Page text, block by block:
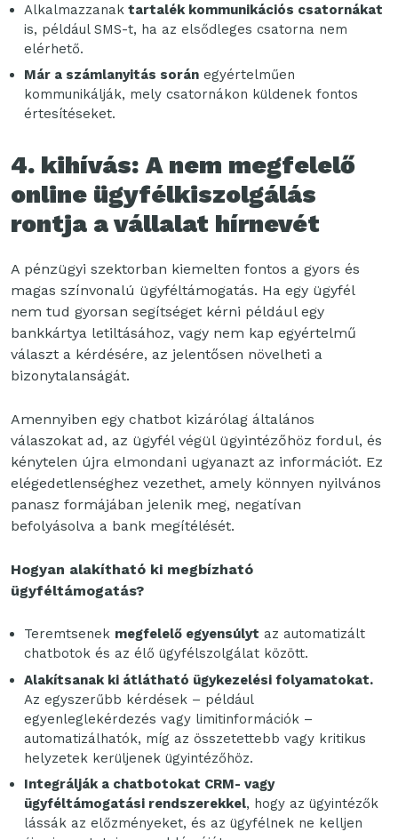
Alkalmazzanak tartalék kommunikációs csatornákat
is, például SMS-t, ha az elsődleges csatorna nem
elérhető.
Már a számlanyitás során egyértelműen
kommunikálják, mely csatornákon küldenek fontos
értesítéseket.
4. kihívás: A nem megfelelő
online ügyfélkiszolgálás
rontja a vállalat hírnevét
A pénzügyi szektorban kiemelten fontos a gyors és
magas színvonalú ügyféltámogatás. Ha egy ügyfél
nem tud gyorsan segítséget kérni például egy
bankkártya letiltásához, vagy nem kap egyértelmű
választ a kérdésére, az jelentősen növelheti a
bizonytalanságát.
Amennyiben egy chatbot kizárólag általános
válaszokat ad, az ügyfél végül ügyintézőhöz fordul, és
kénytelen újra elmondani ugyanazt az információt. Ez
elégedetlenséghez vezethet, amely könnyen nyilvános
panasz formájában jelenik meg, negatívan
befolyásolva a bank megítélését.
Hogyan alakítható ki megbízható
ügyféltámogatás?
Teremtsenek megfelelő egyensúlyt az automatizált
chatbotok és az élő ügyfélszolgálat között.
Alakítsanak ki átlátható ügykezelési folyamatokat.
Az egyszerűbb kérdések – például
egyenleglekérdezés vagy limitinformációk –
automatizálhatók, míg az összetettebb vagy kritikus
helyzetek kerüljenek ügyintézőhöz.
Integrálják a chatbotokat CRM- vagy
ügyféltámogatási rendszerekkel, hogy az ügyintézők
lássák az előzményeket, és az ügyfélnek ne kelljen